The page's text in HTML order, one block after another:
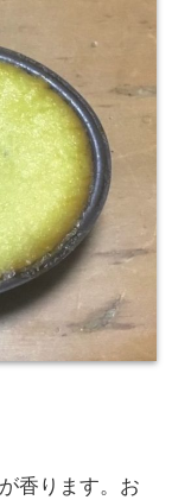
香ります。お